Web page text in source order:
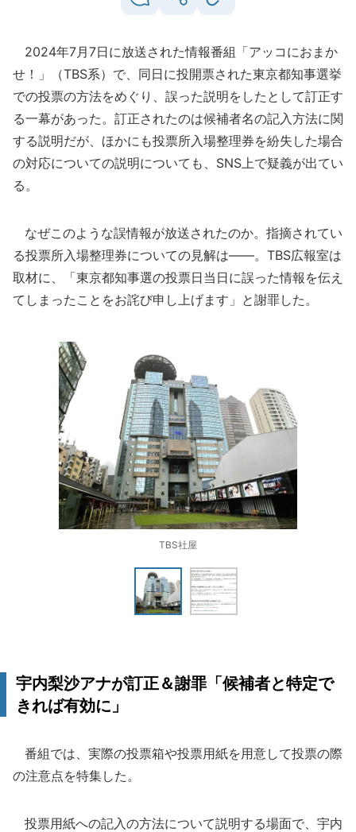
2024年7月7日に放送された情報番組「アッコにおまか
せ！」（TBS系）で、同日に投開票された東京都知事選挙
での投票の方法をめぐり、誤った説明をしたとして訂正す
る一幕があった。訂正されたのは候補者名の記入方法に関
する説明だが、ほかにも投票所入場整理券を紛失した場合
の対応についての説明についても、SNS上で疑義が出てい
る。
なぜこのような誤情報が放送されたのか。指摘されてい
る投票所入場整理券についての見解は――。TBS広報室は
取材に、「東京都知事選の投票日当日に誤った情報を伝え
てしまったことをお詫び申し上げます」と謝罪した。
TBS社屋
宇内梨沙アナが訂正＆謝罪「候補者と特定で
きれば有効に」
番組では、実際の投票箱や投票用紙を用意して投票の際
の注意点を特集した。
投票用紙への記入の方法について説明する場面で、宇内